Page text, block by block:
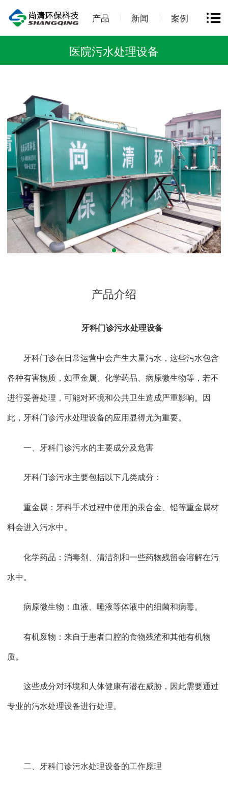
产品 新闻 案例
医院污水处理设备
产品介绍
牙科门诊污水处理设备
牙科门诊在日常运营中会产生大量污水，这些污水包含
各种有害物质，如重金属、化学药品、病原微生物等，若不
进行妥善处理，可能对环境和公共卫生造成严重影响。因
此，牙科门诊污水处理设备的应用显得尤为重要。
一、牙科门诊污水的主要成分及危害
牙科门诊污水主要包括以下几类成分：
重金属：牙科手术过程中使用的汞合金、铅等重金属材
料会进入污水中。
化学药品：消毒剂、清洁剂和一些药物残留会溶解在污
水中。
病原微生物：血液、唾液等体液中的细菌和病毒。
有机废物：来自于患者口腔的食物残渣和其他有机物
质。
这些成分对环境和人体健康有潜在威胁，因此需要通过
专业的污水处理设备进行处理。
二、牙科门诊污水处理设备的工作原理